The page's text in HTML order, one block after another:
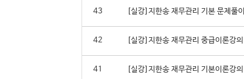
43 [실강]지한송 재무관리 기본 문제풀이
42 [실강]지한송 재무관리 중급이론강의
41 [실강]지한송 재무관리 기본이론강의